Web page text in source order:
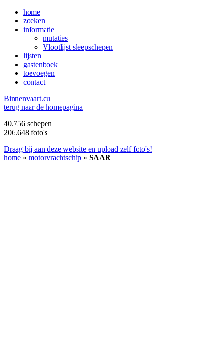
home
zoeken
informatie
mutaties
Vlootlijst sleepschepen
lijsten
gastenboek
toevoegen
contact
Binnenvaart.eu
terug naar de homepagina
40.756 schepen
206.648 foto's
Draag bij aan deze website en upload zelf foto's!
home » motorvrachtschip » SAAR